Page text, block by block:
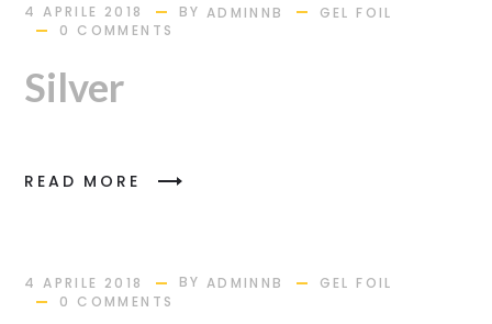
4 APRILE 2018 BY ADMINNB
GEL FOIL
0 COMMENTS
Silver
READ MORE
4 APRILE 2018 BY ADMINNB
GEL FOIL
0 COMMENTS